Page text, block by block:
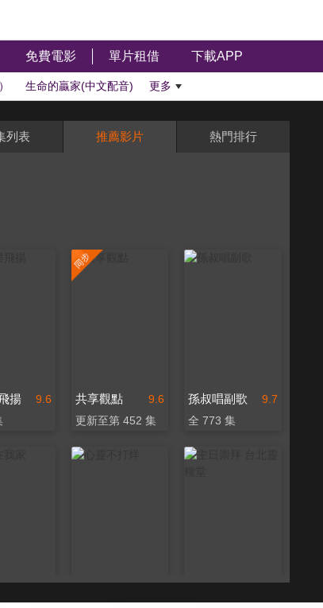
免費電影 單片租借 下載APP
生命的贏家(中文配音) 更多
列表 推薦影片 熱門排行
9.6
揚 9.6
共享觀點
更新至第 452 集
9.7
孫叔唱副歌
全 773 集